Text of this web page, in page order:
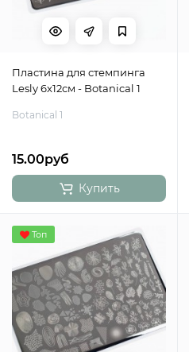
Пластина для стемпинга
Lesly 6x12см - Botanical 1
Botanical 1
15.00руб
Купить
Топ